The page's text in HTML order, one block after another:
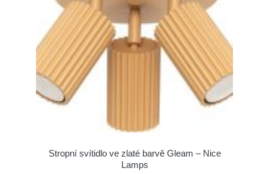
Stropní svítidlo ve zlaté barvě Gleam – Nice
Lamps